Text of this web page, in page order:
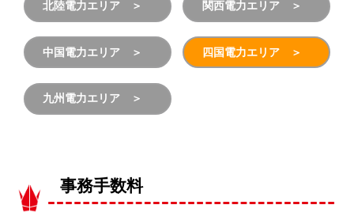
北陸電力エリア 関西電力エリア
中国電力エリア 四国電力エリア
九州電力エリア
事務手数料